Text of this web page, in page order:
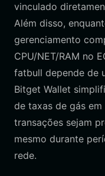
vinculado
Além disso,
gerenciamento
CPU/NET/RAM no
fatbull depende de
Bitget Wallet
de taxas de gás
transações sejam
mesmo durante
rede.